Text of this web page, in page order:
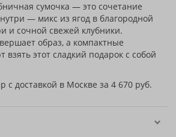
сумочка — это сочетание
— микс из ягод в благородной
и сочной свежей клубники.
образ, а компактные
этот сладкий подарок с собой
с доставкой в Москве за 4 670 руб.